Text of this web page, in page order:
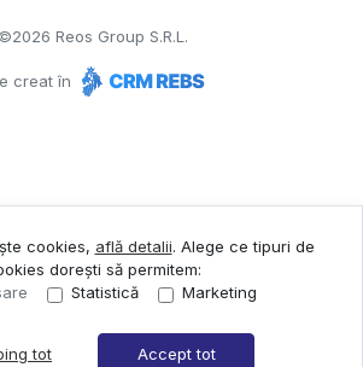
©2026 Reos Group S.R.L.
creat în
cookies, află detalii. Alege ce tipuri de
dorești să permitem:
Statistică Marketing
tot Accept tot